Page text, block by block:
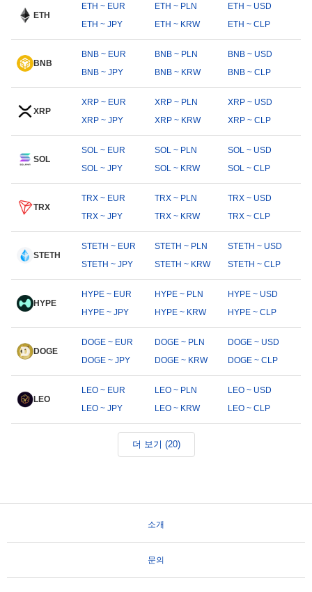
ETH
ETH ~ EUR ETH ~ PLN
ETH ~ USD
ETH ~ JPY
ETH ~ KRW ETH ~ CLP
BNB
BNB ~ EUR BNB ~ PLN
BNB ~ USD
BNB ~ JPY
BNB ~ KRW BNB ~ CLP
XRP
XRP ~ EUR XRP ~ PLN
XRP ~ USD
XRP ~ JPY
XRP ~ KRW XRP ~ CLP
SOL
SOL ~ EUR SOL ~ PLN
SOL ~ USD
SOL ~ JPY
SOL ~ KRW SOL ~ CLP
TRX
TRX ~ EUR TRX ~ PLN
TRX ~ USD
TRX ~ JPY
TRX ~ KRW TRX ~ CLP
STETH
STETH ~ EUR STETH ~ PLN
STETH ~ USD
STETH ~ JPY
STETH ~ KRW STETH ~ CLP
HYPE
HYPE ~ EUR HYPE ~ PLN
HYPE ~ USD
HYPE ~ JPY
HYPE ~ KRW HYPE ~ CLP
DOGE
DOGE ~ EUR DOGE ~ PLN
DOGE ~ USD
DOGE ~ JPY
DOGE ~ KRW DOGE ~ CLP
LEO
LEO ~ EUR LEO ~ PLN
LEO ~ USD
LEO ~ JPY
LEO ~ KRW LEO ~ CLP
더 보기 (20)
소개
문의